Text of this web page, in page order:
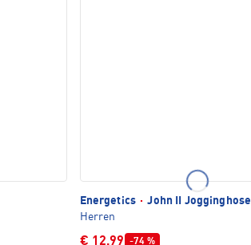
Energetics · John II Jogginghose
Herren
€ 12,99 -74 %